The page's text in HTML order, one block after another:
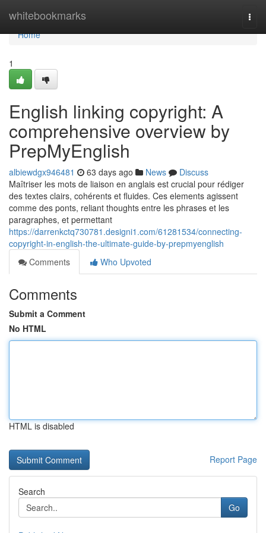
whitebookmarks
Home
Home
1
English linking copyright: A
comprehensive overview by
PrepMyEnglish
albiewdgx946481 63 days ago News
Discuss
Maîtriser les mots de liaison en anglais est crucial pour rédiger
des textes clairs, cohérents et fluides. Ces elements agissent
comme des ponts, reliant thoughts entre les phrases et les
paragraphes, et permettant
https://darrenkctq730781.designi1.com/61281534/connecting-
copyright-in-english-the-ultimate-guide-by-prepmyenglish
Comments
Who Upvoted
Comments
Submit a Comment
No HTML
HTML is disabled
Report Page
Search
Go